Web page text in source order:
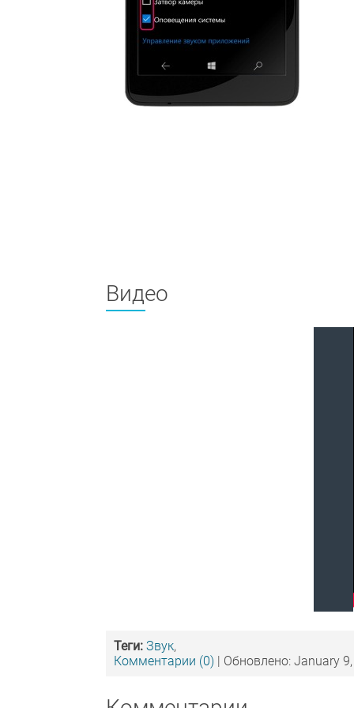
Видео
Теги: Звук,
Комментарии (0) | Обновлено: January